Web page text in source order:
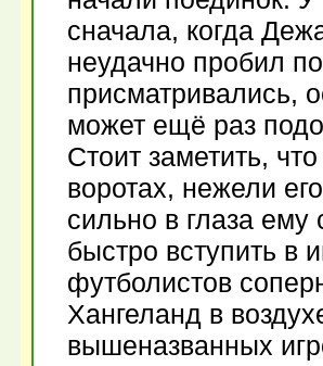
сначала, когда
неудачно пробил
присматривались,
может ещё раз
Стоит заметить,
воротах, нежели
сильно в глаза
быстро вступить в
футболистов
Хангеланд в
вышеназванных